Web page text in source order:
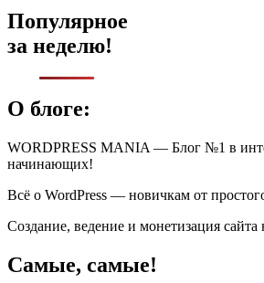
Популярное
за неделю!
О блоге:
WORDPRESS MANIA — Блог №1 в
начинающих!
Всё о WordPress — новичкам от
Создание, ведение и монетизация
Самые, самые!